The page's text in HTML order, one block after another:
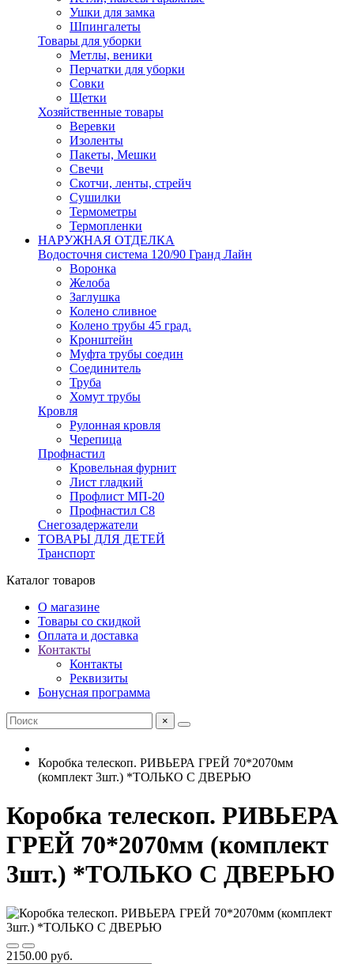
Ушки для замка
Шпингалеты
Товары для уборки
Метлы, веники
Перчатки для уборки
Совки
Щетки
Хозяйственные товары
Веревки
Изоленты
Пакеты, Мешки
Свечи
Скотчи, ленты, стрейч
Сушилки
Термометры
Термопленки
НАРУЖНАЯ ОТДЕЛКА
Водосточня система 120/90 Гранд Лайн
Воронка
Желоба
Заглушка
Колено сливное
Колено трубы 45 град.
Кронштейн
Муфта трубы соедин
Соединитель
Труба
Хомут трубы
Кровля
Рулонная кровля
Черепица
Профнастил
Кровельная фурнит
Лист гладкий
Профлист МП-20
Профнастил С8
Снегозадержатели
ТОВАРЫ ДЛЯ ДЕТЕЙ
Транспорт
Каталог товаров
О магазине
Товары со скидкой
Оплата и доставка
Контакты
Контакты
Реквизиты
Бонусная программа
×
Коробка телескоп. РИВЬЕРА ГРЕЙ 70*2070мм
(комплект 3шт.) *ТОЛЬКО С ДВЕРЬЮ
Коробка телескоп. РИВЬЕРА
ГРЕЙ 70*2070мм (комплект
3шт.) *ТОЛЬКО С ДВЕРЬЮ
2150.00 руб.